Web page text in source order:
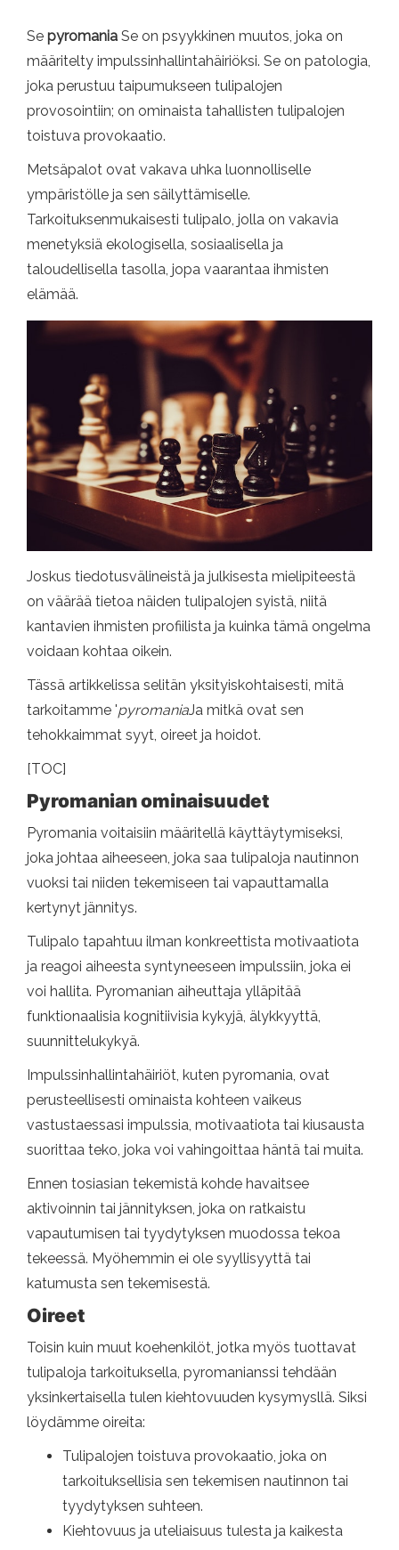
Se pyromania Se on psyykkinen muutos, joka on
määritelty impulssinhallintahäiriöksi. Se on patologia,
joka perustuu taipumukseen tulipalojen
provosointiin; on ominaista tahallisten tulipalojen
toistuva provokaatio.
Metsäpalot ovat vakava uhka luonnolliselle
ympäristölle ja sen säilyttämiselle.
Tarkoituksenmukaisesti tulipalo, jolla on vakavia
menetyksiä ekologisella, sosiaalisella ja
taloudellisella tasolla, jopa vaarantaa ihmisten
elämää.
Joskus tiedotusvälineistä ja julkisesta mielipiteestä
on väärää tietoa näiden tulipalojen syistä, niitä
kantavien ihmisten profiilista ja kuinka tämä ongelma
voidaan kohtaa oikein.
Tässä artikkelissa selitän yksityiskohtaisesti, mitä
tarkoitamme 'pyromaniaJa mitkä ovat sen
tehokkaimmat syyt, oireet ja hoidot.
[TOC]
Pyromanian ominaisuudet
Pyromania voitaisiin määritellä käyttäytymiseksi,
joka johtaa aiheeseen, joka saa tulipaloja nautinnon
vuoksi tai niiden tekemiseen tai vapauttamalla
kertynyt jännitys.
Tulipalo tapahtuu ilman konkreettista motivaatiota
ja reagoi aiheesta syntyneeseen impulssiin, joka ei
voi hallita. Pyromanian aiheuttaja ylläpitää
funktionaalisia kognitiivisia kykyjä, älykkyyttä,
suunnittelukykyä.
Impulssinhallintahäiriöt, kuten pyromania, ovat
perusteellisesti ominaista kohteen vaikeus
vastustaessasi impulssia, motivaatiota tai kiusausta
suorittaa teko, joka voi vahingoittaa häntä tai muita.
Ennen tosiasian tekemistä kohde havaitsee
aktivoinnin tai jännityksen, joka on ratkaistu
vapautumisen tai tyydytyksen muodossa tekoa
tekeessä. Myöhemmin ei ole syyllisyyttä tai
katumusta sen tekemisestä.
Oireet
Toisin kuin muut koehenkilöt, jotka myös tuottavat
tulipaloja tarkoituksella, pyromanianssi tehdään
yksinkertaisella tulen kiehtovuuden kysymysllä. Siksi
löydämme oireita:
Tulipalojen toistuva provokaatio, joka on
tarkoituksellisia sen tekemisen nautinnon tai
tyydytyksen suhteen.
Kiehtovuus ja uteliaisuus tulesta ja kaikesta